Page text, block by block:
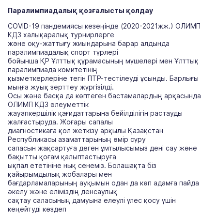
Паралимпиадалық қозғалысты қолдау
COVID-19 пандемиясы кезеңінде (2020-2021жж.) ОЛИМП
КДЗ халықаралық турнирлерге
және оқу-жаттығу жиындарына барар алдында
паралимпиадалық спорт түрлері
бойынша ҚР Ұлттық құрамасының мүшелері мен Ұлттық
паралимпиада комитетінің
қызметкерлеріне тегін ПТР-тестілеуді ұсынды. Барлығы
мыңға жуық зерттеу жүргізілді.
Осы және басқа да көптеген бастамалардың арқасында
ОЛИМП КДЗ әлеуметтік
жауапкершілік қағидаттарына бейілділігін растауды
жалғастыруда. Жоғары сапалы
диагностикаға қол жеткізу арқылы Қазақстан
Республикасы азаматтарының өмір сүру
сапасын жақсартуға деген ұмтылысымыз дені сау және
бақытты қоғам қалыптастыруға
ықпал ететініне нық сенеміз. Болашақта біз
қайырымдылық жобалары мен
бағдарламаларының ауқымын одан да көп адамға пайда
әкелу және еліміздің денсаулық
сақтау саласының дамуына елеулі үлес қосу үшін
кеңейтуді көздеп